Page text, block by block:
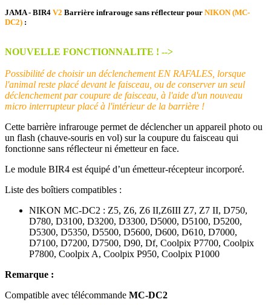
JAMA - BIR4 V2 Barrière infrarouge sans réflecteur pour NIKON (MC-
DC2) :
NOUVELLE FONCTIONNALITE ! -->
Possibilité de choisir un déclenchement EN RAFALES, lorsque
l'animal reste placé devant le faisceau, ou de conserver un seul
déclenchement par coupure de faisceau, à l'aide d'un nouveau
micro interrupteur placé à l'intérieur de la barrière !
Cette barrière infrarouge permet de déclencher un appareil photo ou
un flash (chauve-souris en vol) sur la coupure du faisceau qui
fonctionne sans réflecteur ni émetteur en face.
Le module BIR4 est équipé d’un émetteur-récepteur incorporé.
Liste des boîtiers compatibles :
NIKON MC-DC2 : Z5, Z6, Z6 II,Z6III Z7, Z7 II, D750,
D780, D3100, D3200, D3300, D5000, D5100, D5200,
D5300, D5350, D5500, D5600, D600, D610, D7000,
D7100, D7200, D7500, D90, Df, Coolpix P7700, Coolpix
P7800, Coolpix A, Coolpix P950, Coolpix P1000
Remarque :
Compatible avec télécommande MC-DC2